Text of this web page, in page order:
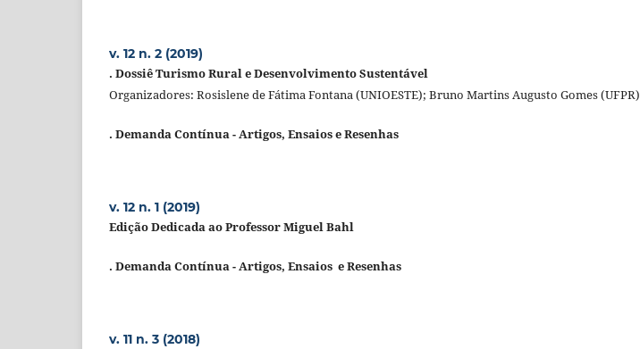
v. 12 n. 2 (2019)
. Dossiê Turismo Rural e Desenvolvimento Sustentável
Organizadores: Rosislene de Fátima Fontana (UNIOESTE); Bruno Martins Augusto Gomes (UFPR)
. Demanda Contínua - Artigos, Ensaios e Resenhas
v. 12 n. 1 (2019)
Edição Dedicada ao Professor Miguel Bahl
. Demanda Contínua - Artigos, Ensaios e Resenhas
v. 11 n. 3 (2018)